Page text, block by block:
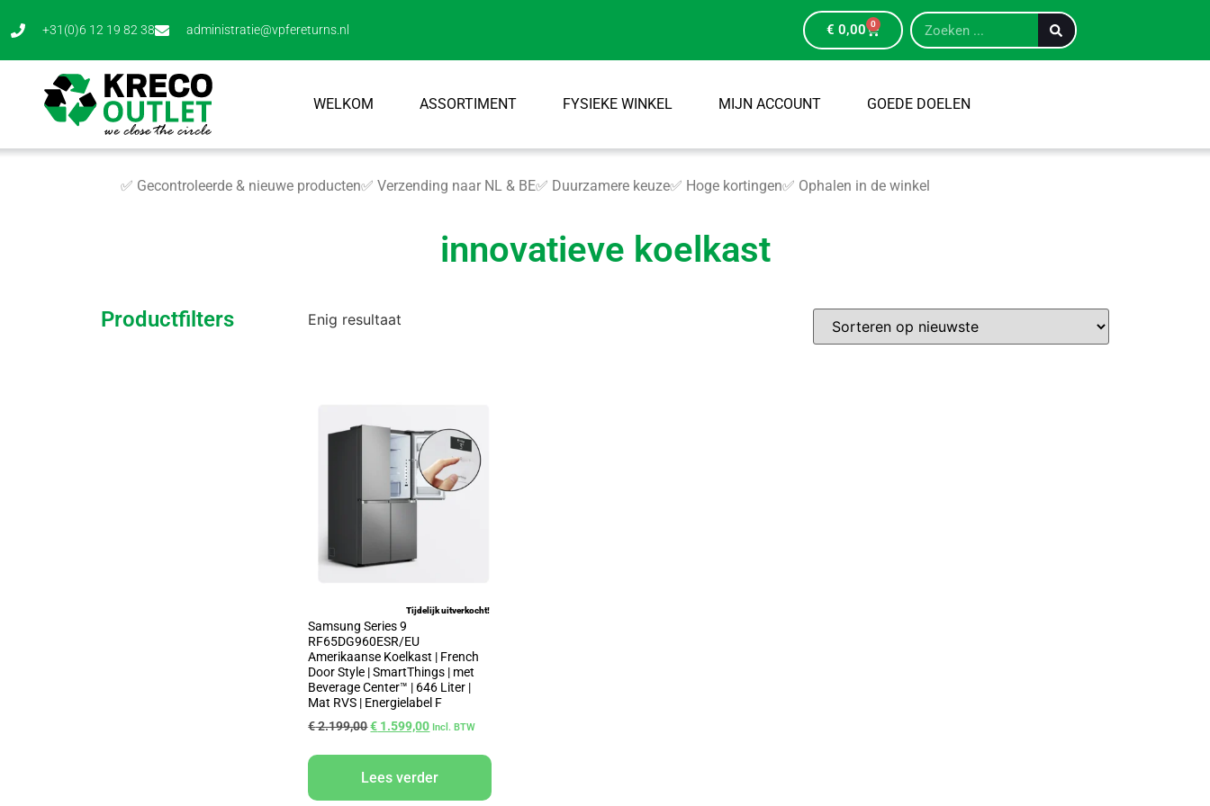
+31(0)6 12 19 82 38 administratie@vpfereturns.nl € 0,00 0
WELKOM ASSORTIMENT FYSIEKE WINKEL MIJN ACCOUNT GOEDE DOELEN
✅ Gecontroleerde & nieuwe producten✅ Verzending naar NL & BE✅ Duurzamere keuze✅ Hoge kortingen✅ Ophalen in de winkel
innovatieve koelkast
Productfilters Enig resultaat
Tijdelijk uitverkocht!
Samsung Series 9
RF65DG960ESR/EU
Amerikaanse Koelkast | French
Door Style | SmartThings | met
Beverage Center™ | 646 Liter |
Mat RVS | Energielabel F
€2.199,00€ 1.599,00 Incl. BTW
Lees verder